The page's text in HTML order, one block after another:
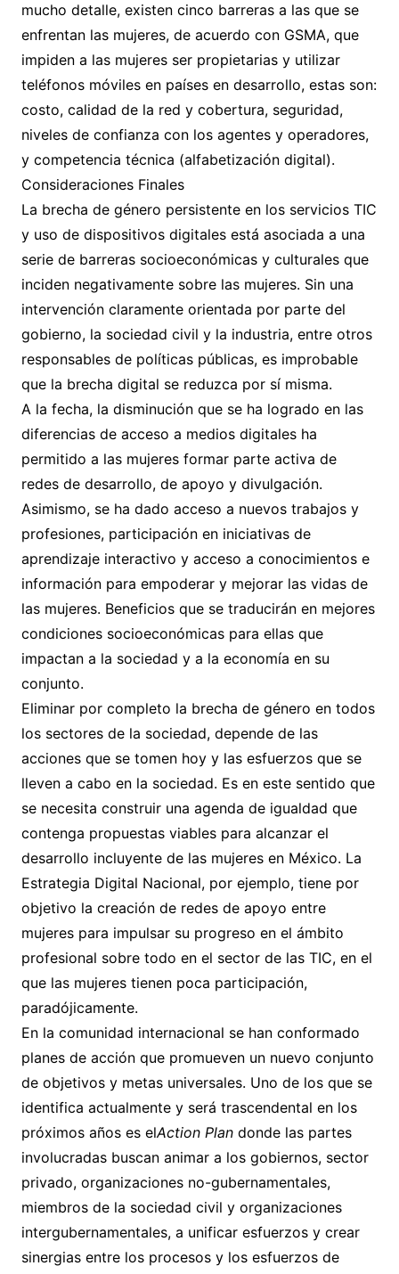
mucho detalle, existen cinco barreras a las que se
enfrentan las mujeres, de acuerdo con GSMA, que
impiden a las mujeres ser propietarias y utilizar
teléfonos móviles en países en desarrollo, estas son:
costo, calidad de la red y cobertura, seguridad,
niveles de confianza con los agentes y operadores,
y competencia técnica (alfabetización digital).
Consideraciones Finales
La brecha de género persistente en los servicios TIC
y uso de dispositivos digitales está asociada a una
serie de barreras socioeconómicas y culturales que
inciden negativamente sobre las mujeres. Sin una
intervención claramente orientada por parte del
gobierno, la sociedad civil y la industria, entre otros
responsables de políticas públicas, es improbable
que la brecha digital se reduzca por sí misma.
A la fecha, la disminución que se ha logrado en las
diferencias de acceso a medios digitales ha
permitido a las mujeres formar parte activa de
redes de desarrollo, de apoyo y divulgación.
Asimismo, se ha dado acceso a nuevos trabajos y
profesiones, participación en iniciativas de
aprendizaje interactivo y acceso a conocimientos e
información para empoderar y mejorar las vidas de
las mujeres. Beneficios que se traducirán en mejores
condiciones socioeconómicas para ellas que
impactan a la sociedad y a la economía en su
conjunto.
Eliminar por completo la brecha de género en todos
los sectores de la sociedad, depende de las
acciones que se tomen hoy y las esfuerzos que se
lleven a cabo en la sociedad. Es en este sentido que
se necesita construir una agenda de igualdad que
contenga propuestas viables para alcanzar el
desarrollo incluyente de las mujeres en México. La
Estrategia Digital Nacional, por ejemplo, tiene por
objetivo la creación de redes de apoyo entre
mujeres para impulsar su progreso en el ámbito
profesional sobre todo en el sector de las TIC, en el
que las mujeres tienen poca participación,
paradójicamente.
En la comunidad internacional se han conformado
planes de acción que promueven un nuevo conjunto
de objetivos y metas universales. Uno de los que se
identifica actualmente y será trascendental en los
próximos años es elAction Plandonde las partes
involucradas buscan animar a los gobiernos, sector
privado, organizaciones no-gubernamentales,
miembros de la sociedad civil y organizaciones
intergubernamentales, a unificar esfuerzos y crear
sinergias entre los procesos y los esfuerzos de